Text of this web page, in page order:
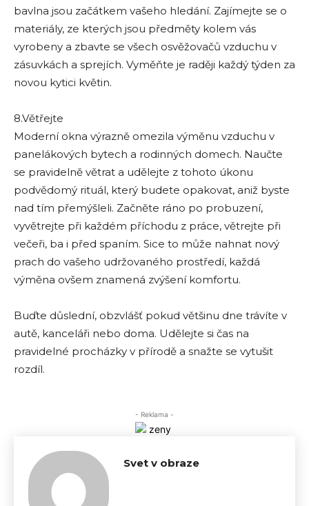
bavlna jsou začátkem vašeho hledání. Zajímejte se o
materiály, ze kterých jsou předměty kolem vás
vyrobeny a zbavte se všech osvěžovačů vzduchu v
zásuvkách a sprejích. Vyměňte je raději každý týden za
novou kytici květin.
8.Větřejte
Moderní okna výrazně omezila výměnu vzduchu v
panelákových bytech a rodinných domech. Naučte
se pravidelně větrat a udělejte z tohoto úkonu
podvědomý rituál, který budete opakovat, aniž byste
nad tím přemýšleli. Začněte ráno po probuzení,
vyvětrejte při každém příchodu z práce, větrejte při
večeři, ba i před spaním. Sice to může nahnat nový
prach do vašeho udržovaného prostředí, každá
výměna ovšem znamená zvýšení komfortu.
Buďte důslední, obzvlášť pokud většinu dne trávíte v
autě, kanceláři nebo doma. Udělejte si čas na
pravidelné procházky v přírodě a snažte se vytušit
rozdíl.
- Reklama -
Svet v obraze